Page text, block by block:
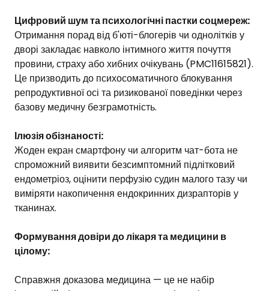
Цифровий шум та психологічні пастки соцмереж:
Отримання порад від б'юті-блогерів чи однолітків у
дворі закладає навколо інтимного життя почуття
провини, страху або хибних очікувань (PMC11615821).
Це призводить до психосоматичного блокування
репродуктивної осі та ризикованої поведінки через
базову медичну безграмотність.
Ілюзія обізнаності:
Жоден екран смартфону чи алгоритм чат-бота не
спроможний виявити безсимптомний підлітковий
ендометріоз, оцінити перфузію судин малого тазу чи
виміряти накопичення ендокринних дизрапторів у
тканинах.
Формування довіри до лікаря та медицини в
цілому:
Справжня доказова медицина — це не набір